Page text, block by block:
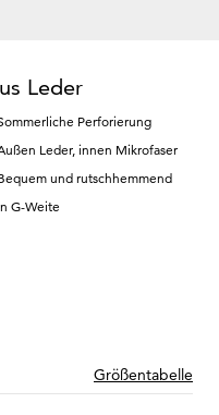
Leder
Perforierung
Leder, innen Mikrofaser
und rutschhemmend
G-Weite
Größentabelle